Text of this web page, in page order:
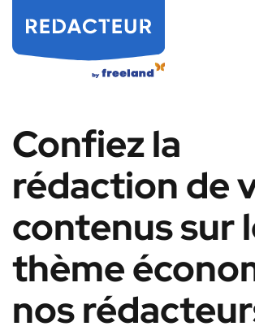
Confiez la
rédaction de
contenus sur
thème
nos